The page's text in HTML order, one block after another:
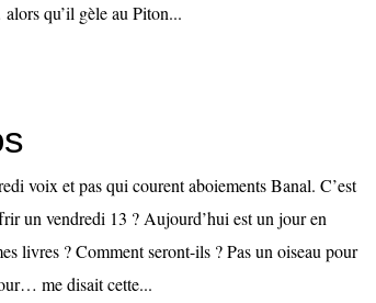
qu’il gèle au Piton...
voix et pas qui courent aboiements Banal. C’est
un vendredi 13 ? Aujourd’hui est un jour en
livres ? Comment seront-ils ? Pas un oiseau pour
me disait cette...